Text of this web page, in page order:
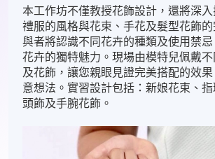
本工作坊不僅教授花飾設計，還將深
禮服的風格與花束、手花及髮型花飾
與者將認識不同花卉的種類及使用禁
花卉的獨特魅力。現場由模特兒佩戴
及花飾，讓您親眼見證完美搭配的效果
意想法。實習設計包括：新娘花束、
頭飾及手腕花飾。